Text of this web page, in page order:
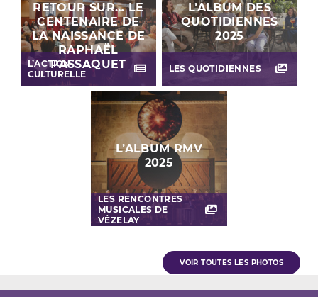
VOIR TOUTES LES PHOTOS
L’ACTION
CULTURELLE
RETOUR SUR… LE
CENTENAIRE DE
LA NAISSANCE DE
RAPHAËL
PASSAQUET
LES QUOTIDIENNES
L’ALBUM DES
QUOTIDIENNES
2025
LES RENCONTRES
MUSICALES DE
VÉZELAY
L’ALBUM RMV
2025